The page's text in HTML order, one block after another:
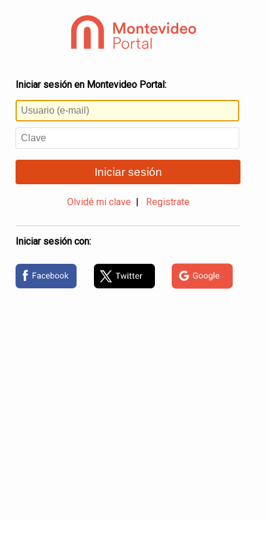
Iniciar sesión en Montevideo Portal:
Iniciar sesión
Olvidé mi clave Registrate
Iniciar sesión con: